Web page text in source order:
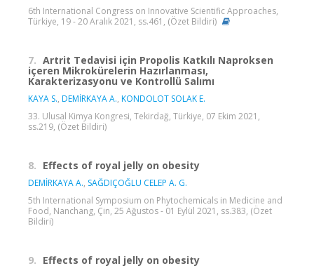
6th International Congress on Innovative Scientific Approaches,
Türkiye, 19 - 20 Aralık 2021, ss.461, (Özet Bildiri)
7. Artrit Tedavisi için Propolis Katkılı Naproksen
içeren Mikrokürelerin Hazırlanması,
Karakterizasyonu ve Kontrollü Salımı
KAYA S., DEMİRKAYA A., KONDOLOT SOLAK E.
33. Ulusal Kimya Kongresi, Tekirdağ, Türkiye, 07 Ekim 2021,
ss.219, (Özet Bildiri)
8. Effects of royal jelly on obesity
DEMİRKAYA A., SAĞDIÇOĞLU CELEP A. G.
5th International Symposium on Phytochemicals in Medicine and
Food, Nanchang, Çin, 25 Ağustos - 01 Eylül 2021, ss.383, (Özet
Bildiri)
9. Effects of royal jelly on obesity